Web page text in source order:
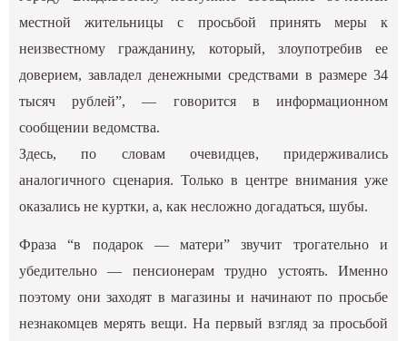
местной жительницы с просьбой принять меры к
неизвестному гражданину, который, злоупотребив ее
доверием, завладел денежными средствами в размере 34
тысяч рублей”, — говорится в информационном
сообщении ведомства.
Здесь, по словам очевидцев, придерживались
аналогичного сценария. Только в центре внимания уже
оказались не куртки, а, как несложно догадаться, шубы.
Фраза “в подарок — матери” звучит трогательно и
убедительно — пенсионерам трудно устоять. Именно
поэтому они заходят в магазины и начинают по просьбе
незнакомцев мерять вещи. На первый взгляд за просьбой